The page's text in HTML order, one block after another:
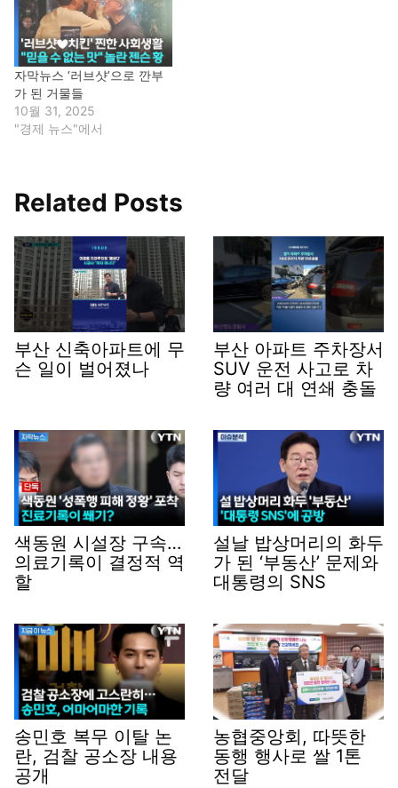
자막뉴스 ‘러브샷’으로 깐부
가 된 거물들
10월 31, 2025
"경제 뉴스"에서
Related Posts
부산 신축아파트에 무
슨 일이 벌어졌나
부산 아파트 주차장서
SUV 운전 사고로 차
량 여러 대 연쇄 충돌
색동원 시설장 구속…
의료기록이 결정적 역
할
설날 밥상머리의 화두
가 된 ‘부동산’ 문제와
대통령의 SNS
송민호 복무 이탈 논
란, 검찰 공소장 내용
공개
농협중앙회, 따뜻한
동행 행사로 쌀 1톤
전달